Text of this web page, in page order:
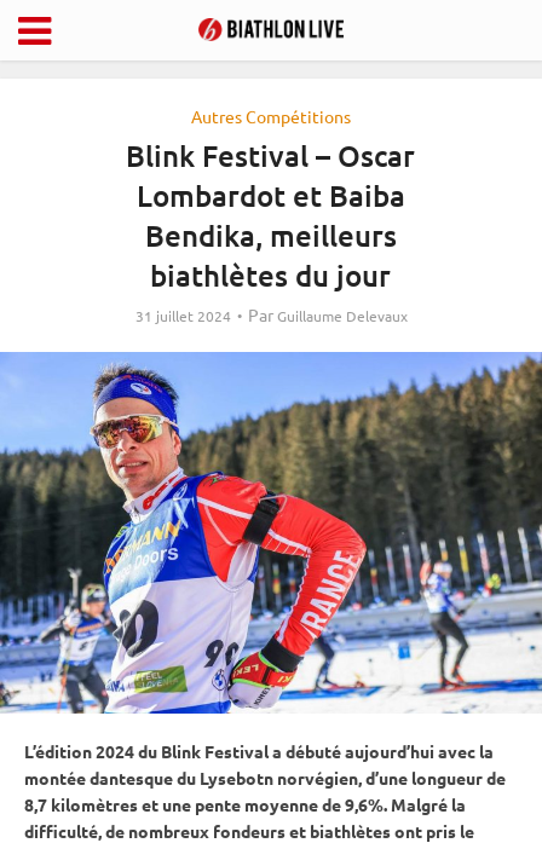
Autres Compétitions
Blink Festival – Oscar
Lombardot et Baiba
Bendika, meilleurs
biathlètes du jour
31 juillet 2024 ParGuillaume Delevaux
L’édition 2024 du Blink Festival a débuté aujourd’hui avec la
montée dantesque du Lysebotn norvégien, d’une longueur de
8,7 kilomètres et une pente moyenne de 9,6%. Malgré la
difficulté, de nombreux fondeurs et biathlètes ont pris le